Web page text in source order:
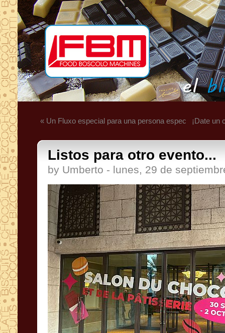
« Un Fluxo especial para una persona espec ¡Date un
Listos para otro evento...
by Umberto - lunes, 29 de